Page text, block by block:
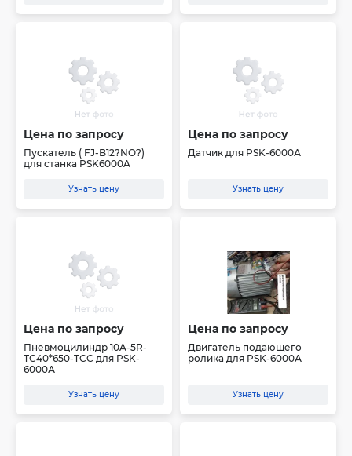
Цена по запросу
Пускатель ( FJ-B12?NO?)
для станка PSK6000A
Узнать цену
Цена по запросу
Датчик для PSK-6000А
Узнать цену
Цена по запросу
Пневмоцилиндр 10A-5R-
TC40*650-TCC для PSK-
6000А
Узнать цену
Цена по запросу
Двигатель подающего
ролика для PSK-6000А
Узнать цену